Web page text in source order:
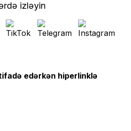
izləyin
edərkən hiperlinklə